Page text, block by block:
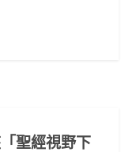
聖經視野下